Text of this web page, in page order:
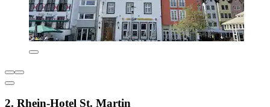
2. Rhein-Hotel St. Martin